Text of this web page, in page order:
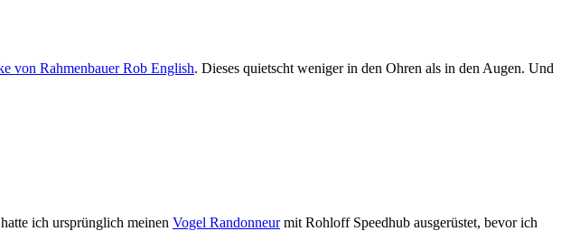
von Rahmenbauer Rob English. Dieses quietscht weniger in den Ohren als in den Augen. Und
ich ursprünglich meinen Vogel Randonneurmit Rohloff Speedhub ausgerüstet, bevor ich